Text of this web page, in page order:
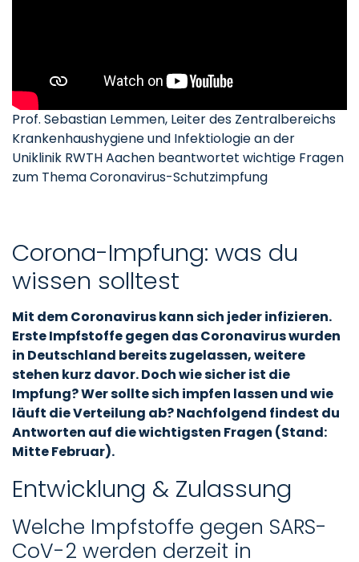
Prof. Sebastian Lemmen, Leiter des Zentralbereichs
Krankenhaushygiene und Infektiologie an der
Uniklinik RWTH Aachen beantwortet wichtige Fragen
zum Thema Coronavirus-Schutzimpfung
Corona-Impfung: was du
wissen solltest
Mit dem Coronavirus kann sich jeder infizieren.
Erste Impfstoffe gegen das Coronavirus wurden
in Deutschland bereits zugelassen, weitere
stehen kurz davor. Doch wie sicher ist die
Impfung? Wer sollte sich impfen lassen und wie
läuft die Verteilung ab? Nachfolgend findest du
Antworten auf die wichtigsten Fragen (Stand:
Mitte Februar).
Entwicklung & Zulassung
Welche Impfstoffe gegen SARS-
CoV-2 werden derzeit in